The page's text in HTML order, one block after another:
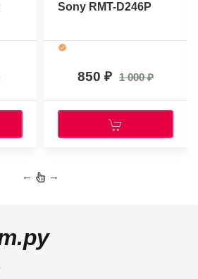
Sony RMT-D246P
850 1 000
← →